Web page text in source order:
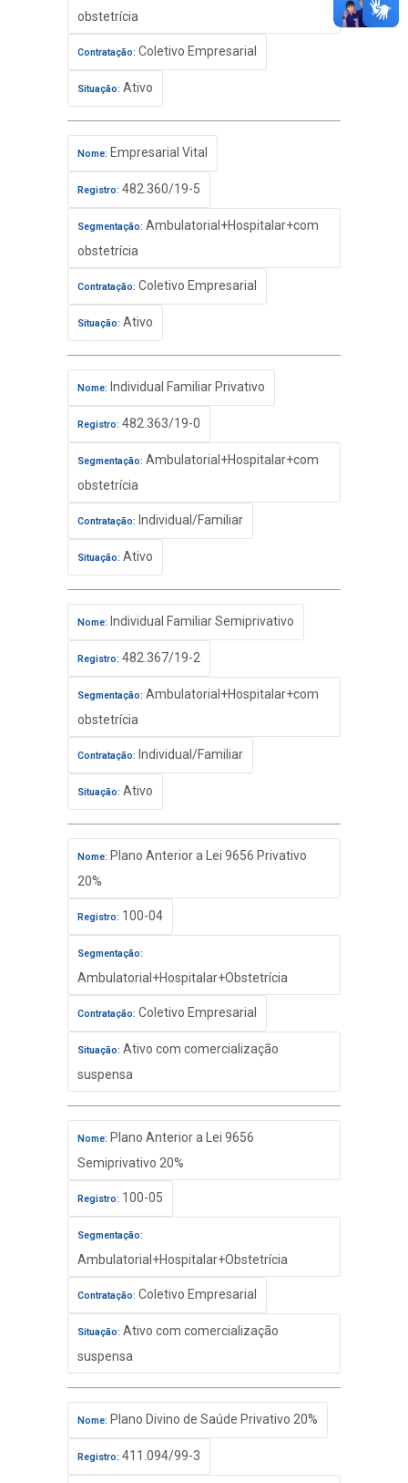
obstetrícia
Contratação: Coletivo Empresarial
Situação: Ativo
Nome: Empresarial Vital
Registro: 482.360/19-5
Segmentação: Ambulatorial+Hospitalar+com
obstetrícia
Contratação: Coletivo Empresarial
Situação: Ativo
Nome: Individual Familiar Privativo
Registro: 482.363/19-0
Segmentação: Ambulatorial+Hospitalar+com
obstetrícia
Contratação: Individual/Familiar
Situação: Ativo
Nome: Individual Familiar Semiprivativo
Registro: 482.367/19-2
Segmentação: Ambulatorial+Hospitalar+com
obstetrícia
Contratação: Individual/Familiar
Situação: Ativo
Nome: Plano Anterior a Lei 9656 Privativo
20%
Registro: 100-04
Segmentação:
Ambulatorial+Hospitalar+Obstetrícia
Contratação: Coletivo Empresarial
Situação: Ativo com comercialização
suspensa
Nome: Plano Anterior a Lei 9656
Semiprivativo 20%
Registro: 100-05
Segmentação:
Ambulatorial+Hospitalar+Obstetrícia
Contratação: Coletivo Empresarial
Situação: Ativo com comercialização
suspensa
Nome: Plano Divino de Saúde Privativo 20%
Registro: 411.094/99-3